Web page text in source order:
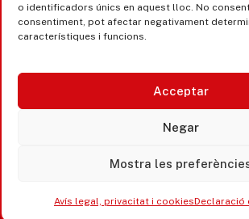
o identificadors únics en aquest lloc. No
consentiment, pot afectar negativament
característiques i funcions.
Acceptar
Negar
Mostra les
Avís legal, privacitat i cookiesDeclaració
Castell d’Aro · Platja d’Aro · S’Agaró
365 www.platjadaro